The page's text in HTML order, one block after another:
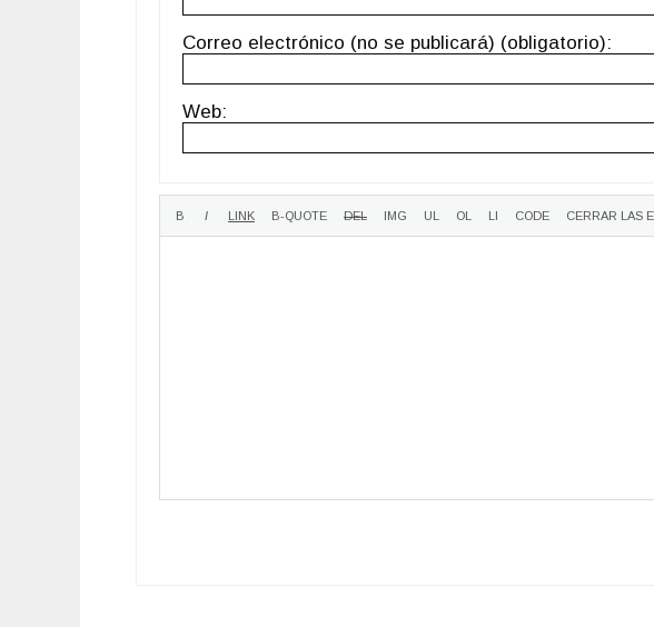
Correo electrónico (no se publicará) (obligatorio):
Web: